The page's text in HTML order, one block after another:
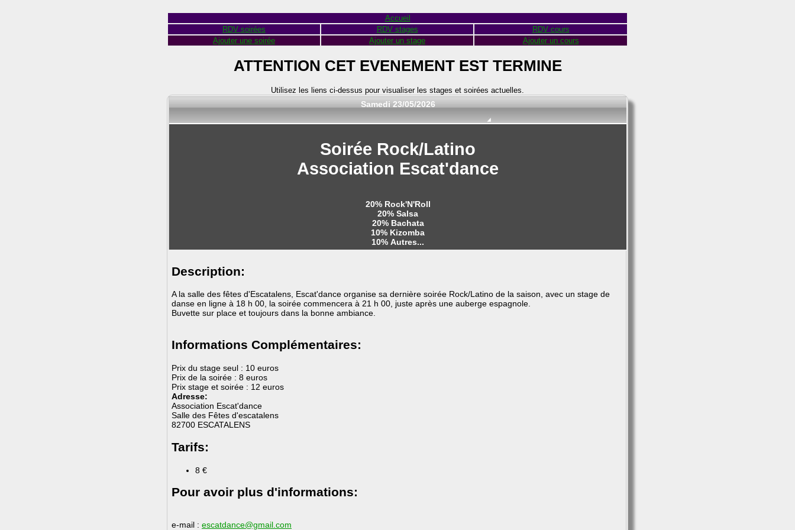
Accueil
RDV soirées
RDV stages
RDV cours
Ajouter une soirée
Ajouter un stage Ajouter un cours
ATTENTION CET EVENEMENT EST TERMINE
Utilisez les liens ci-dessus pour visualiser les stages et soirées actuelles.
Samedi 23/05/2026
Soirée Rock/Latino
Association Escat'dance
20% Rock'N'Roll
20% Salsa
20% Bachata
10% Kizomba
10% Autres...
Description:
A la salle des fêtes d'Escatalens, Escat'dance organise sa dernière soirée Rock/Latino de la saison, avec un stage de
danse en ligne à 18 h 00, la soirée commencera à 21 h 00, juste après une auberge espagnole.
Buvette sur place et toujours dans la bonne ambiance.
Informations Complémentaires:
Prix du stage seul : 10 euros
Prix de la soirée : 8 euros
Prix stage et soirée : 12 euros
Adresse:
Association Escat'dance
Salle des Fêtes d'escatalens
82700 ESCATALENS
Tarifs:
8 €
Pour avoir plus d'informations:
e-mail : escatdance@gmail.com